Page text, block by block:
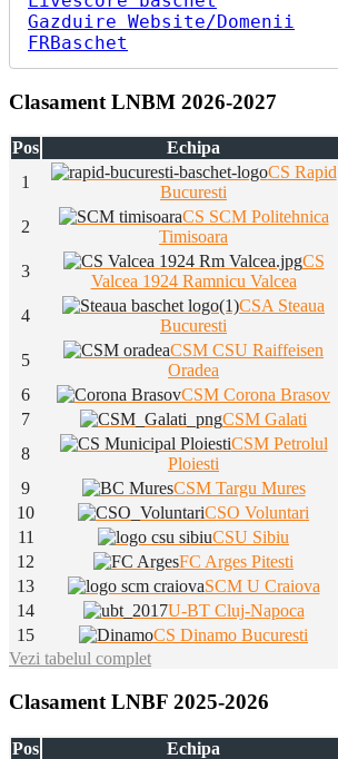
Gazduire Website/Domenii
FRBaschet
Clasament LNBM 2026-2027
Pos Echipa
1
CS Rapid
Bucuresti
2
CS SCM Politehnica
Timisoara
3
CS
Valcea 1924 Ramnicu Valcea
4
CSA Steaua
Bucuresti
5
CSM CSU Raiffeisen
Oradea
6
CSM Corona Brasov
7
CSM Galati
8
CSM Petrolul
Ploiesti
9
CSM Targu Mures
10
CSO Voluntari
11
CSU Sibiu
12
FC Arges Pitesti
13
SCM U Craiova
14
U-BT Cluj-Napoca
15
CS Dinamo Bucuresti
Vezi tabelul complet
Clasament LNBF 2025-2026
Pos Echipa